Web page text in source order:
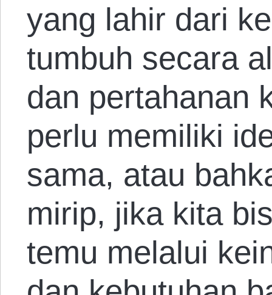
yang lahir dari
tumbuh secara
dan pertahanan
perlu memiliki
sama, atau
mirip, jika kita
temu melalui